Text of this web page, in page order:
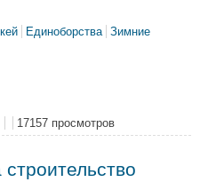
Единоборства
Зимние
Спортивный ренессанс
17157 просмотров